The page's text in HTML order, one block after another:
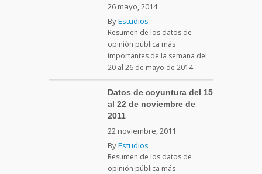
26 mayo, 2014
ByEstudios
Resumen de los datos de
opinión pública más
importantes de la semana del
20 al 26 de mayo de 2014
Datos de coyuntura del 15
al 22 de noviembre de
2011
22 noviembre, 2011
ByEstudios
Resumen de los datos de
opinión pública más